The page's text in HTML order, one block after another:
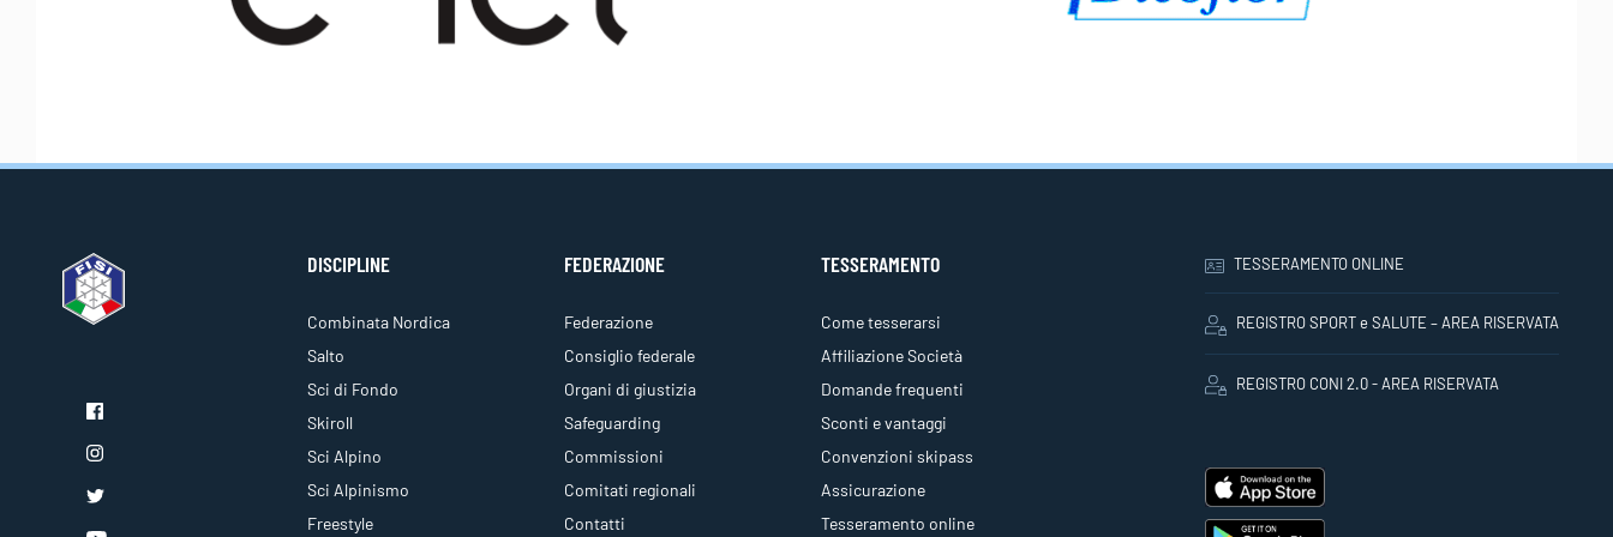
DISCIPLINE
Combinata Nordica
Salto
Sci di Fondo
Skiroll
Sci Alpino
Sci Alpinismo
Freestyle
FEDERAZIONE
Federazione
Consiglio federale
Organi di giustizia
Safeguarding
Commissioni
Comitati regionali
Contatti
TESSERAMENTO
Come tesserarsi
Affiliazione Società
Domande frequenti
Sconti e vantaggi
Convenzioni skipass
Assicurazione
Tesseramento online
TESSERAMENTO ONLINE
REGISTRO SPORT e SALUTE – AREA RISERVATA
REGISTRO CONI 2.0 - AREA RISERVATA